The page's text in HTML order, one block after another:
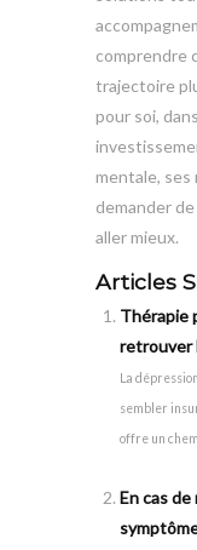
comprendre
trajectoire
pour soi,
mentale, ses
demander de
aller mieux.
Articles
Thérapie
retrouver
La
sembler
offre un
En cas